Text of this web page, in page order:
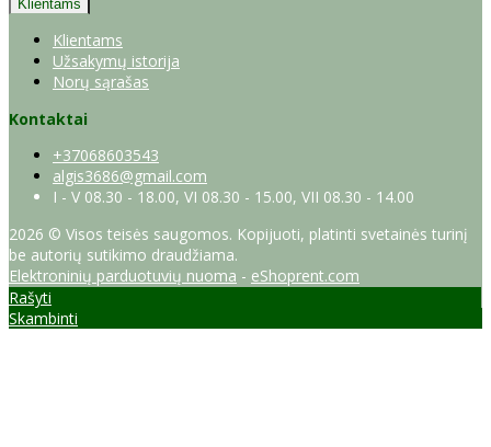
Klientams
Klientams
Užsakymų istorija
Norų sąrašas
Kontaktai
+37068603543
algis3686@gmail.com
I - V 08.30 - 18.00, VI 08.30 - 15.00, VII 08.30 - 14.00
2026 © Visos teisės saugomos. Kopijuoti, platinti svetainės turinį
be autorių sutikimo draudžiama.
Elektroninių parduotuvių nuoma - eShoprent.com
Rašyti
Skambinti